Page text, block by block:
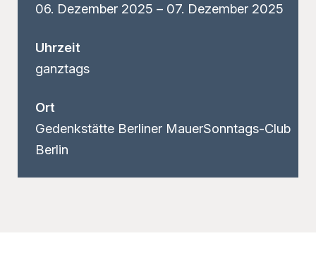
06. Dezember 2025 – 07. Dezember 2025
Uhrzeit
ganztags
Ort
Gedenkstätte Berliner MauerSonntags-Club
Berlin